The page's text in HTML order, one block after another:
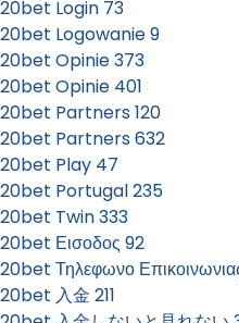
20bet Login 73
20bet Logowanie 9
20bet Opinie 373
20bet Opinie 401
20bet Partners 120
20bet Partners 632
20bet Play 47
20bet Portugal 235
20bet Twin 333
20bet Εισοδος 92
20bet Τηλεφωνο
20bet 入金 211